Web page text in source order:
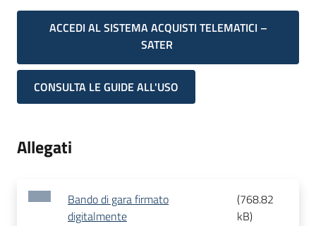
ACCEDI AL SISTEMA ACQUISTI TELEMATICI –
SATER
CONSULTA LE GUIDE ALL'USO
Allegati
Bando di gara firmato
digitalmente
(768.82
kB)